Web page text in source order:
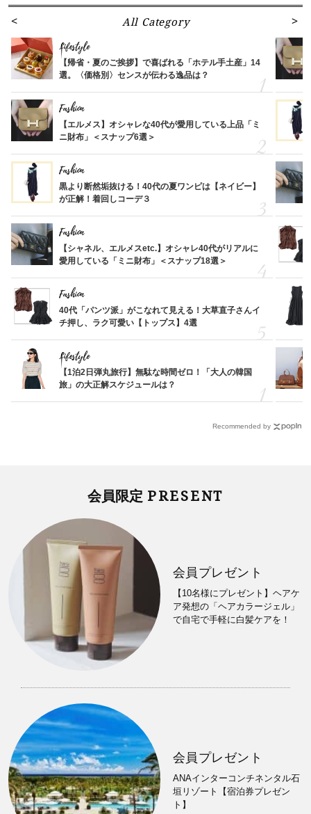
All Category
Lifestyle
【帰省・夏のご挨拶】で喜ばれる「ホテル手土産」14
選。〈価格別〉センスが伝わる逸品は？
Fashion
【エルメス】オシャレな40代が愛用している上品「ミ
ニ財布」＜スナップ6選＞
Fashion
黒より断然垢抜ける！40代の夏ワンピは【ネイビー】
が正解！着回しコーデ３
Fashion
【シャネル、エルメスetc.】オシャレ40代がリアルに
愛用している「ミニ財布」＜スナップ18選＞
Fashion
40代「パンツ派」がこなれて見える！大草直子さんイ
チ押し、ラク可愛い【トップス】4選
Lifestyle
【1泊2日弾丸旅行】無駄な時間ゼロ！「大人の韓国
旅」の大正解スケジュールは？
Recommended by
会員限定 PRESENT
会員プレゼント
【10名様にプレゼント】ヘアケ
ア発想の「ヘアカラージェル」
で自宅で手軽に白髪ケアを！
会員プレゼント
ANAインターコンチネンタル石
垣リゾート【宿泊券プレゼン
ト】